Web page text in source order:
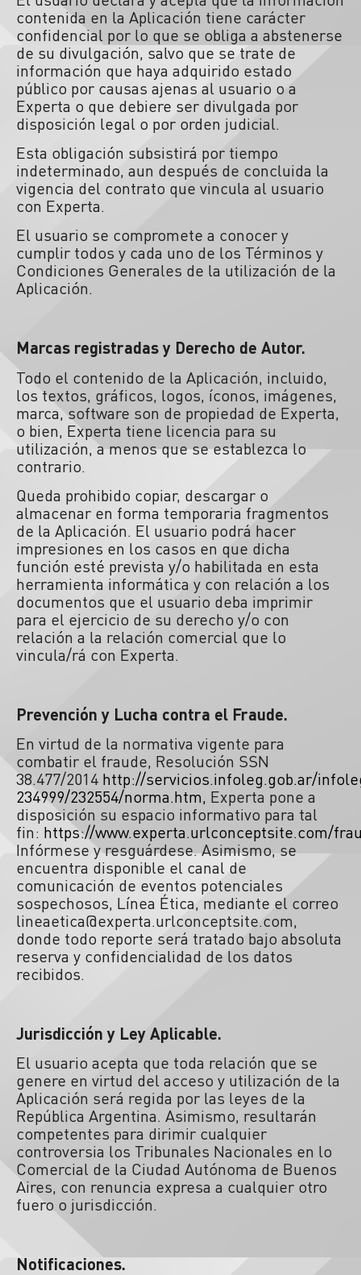
contenida en la Aplicación tiene carácter
confidencial por lo que se obliga a abstenerse
de su divulgación, salvo que se trate de
información que haya adquirido estado
público por causas ajenas al usuario o a
Experta o que debiere ser divulgada por
disposición legal o por orden judicial.
Esta obligación subsistirá por tiempo
indeterminado, aun después de concluida la
vigencia del contrato que vincula al usuario
con Experta.
El usuario se compromete a conocer y
cumplir todos y cada uno de los Términos y
Condiciones Generales de la utilización de la
Aplicación.
Marcas registradas y Derecho de Autor.
Todo el contenido de la Aplicación, incluido,
los textos, gráficos, logos, íconos, imágenes,
marca, software son de propiedad de Experta,
o bien, Experta tiene licencia para su
utilización, a menos que se establezca lo
contrario.
Queda prohibido copiar, descargar o
almacenar en forma temporaria fragmentos
de la Aplicación. El usuario podrá hacer
impresiones en los casos en que dicha
función esté prevista y/o habilitada en esta
herramienta informática y con relación a los
documentos que el usuario deba imprimir
para el ejercicio de su derecho y/o con
relación a la relación comercial que lo
vincula/rá con Experta.
Prevención y Lucha contra el Fraude.
En virtud de la normativa vigente para
combatir el fraude, Resolución SSN
38.477/2014 http://servicios.infoleg.gob.ar/
234999/232554/norma.htm, Experta pone a
disposición su espacio informativo para tal
fin: https://www.experta.urlconceptsite.com/
Infórmese y resguárdese. Asimismo, se
encuentra disponible el canal de
comunicación de eventos potenciales
sospechosos, Línea Ética, mediante el correo
lineaetica@experta.urlconceptsite.com,
donde todo reporte será tratado bajo absoluta
reserva y confidencialidad de los datos
recibidos.
Jurisdicción y Ley Aplicable.
El usuario acepta que toda relación que se
genere en virtud del acceso y utilización de la
Aplicación será regida por las leyes de la
República Argentina. Asimismo, resultarán
competentes para dirimir cualquier
controversia los Tribunales Nacionales en lo
Comercial de la Ciudad Autónoma de Buenos
Aires, con renuncia expresa a cualquier otro
fuero o jurisdicción.
Notificaciones.